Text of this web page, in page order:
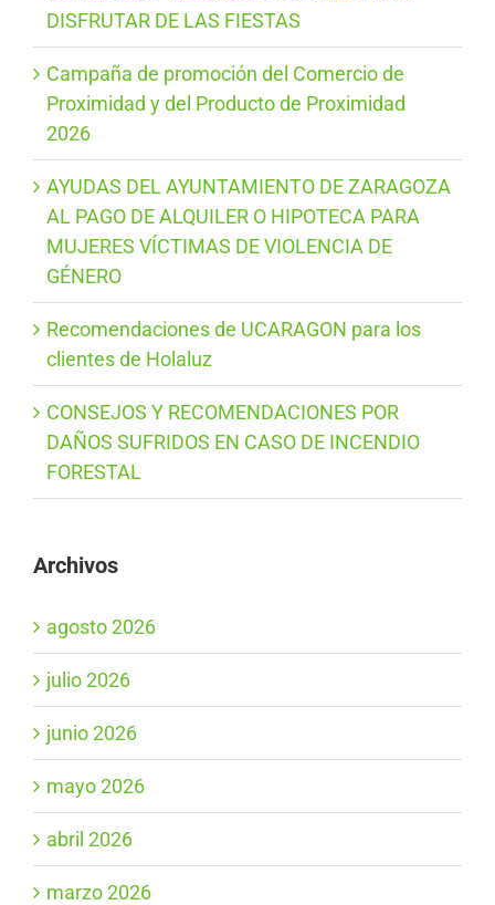
DISFRUTAR DE LAS FIESTAS
Campaña de promoción del Comercio de
Proximidad y del Producto de Proximidad
2026
AYUDAS DEL AYUNTAMIENTO DE ZARAGOZA
AL PAGO DE ALQUILER O HIPOTECA PARA
MUJERES VÍCTIMAS DE VIOLENCIA DE
GÉNERO
Recomendaciones de UCARAGON para los
clientes de Holaluz
CONSEJOS Y RECOMENDACIONES POR
DAÑOS SUFRIDOS EN CASO DE INCENDIO
FORESTAL
Archivos
agosto 2026
julio 2026
junio 2026
mayo 2026
abril 2026
marzo 2026